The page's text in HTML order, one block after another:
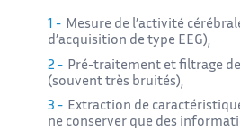
Mesure de l’activité
d’acquisition de type EEG),
Pré-traitement et filtrage
(souvent très bruités),
Extraction de
ne conserver que des